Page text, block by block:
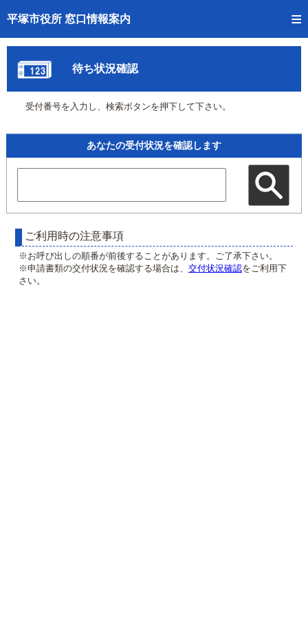
平塚市役所 窓口情報案内
トップページへ
ご利用方法
事前予約
予約状況確認
待ち状況確認
交付状況確認
混雑予想カレンダー
待ち状況確認
受付番号を入力し、検索ボタンを押下して下さい。
あなたの受付状況を確認します
ご利用時の注意事項
※お呼び出しの順番が前後することがあります。ご了承下さい。
※申請書類の交付状況を確認する場合は、 交付状況確認をご利用下
さい。